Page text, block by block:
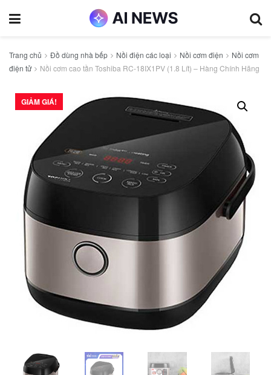
Trang chủ Đồ dùng nhà bếp Nồi điện các loại Nồi cơm điện
Nồi cơm
điện tử
Nồi cơm cao tần Toshiba RC-18IX1PV (1.8 Lít) – Hàng Chính Hãng
GIẢM GIÁ!